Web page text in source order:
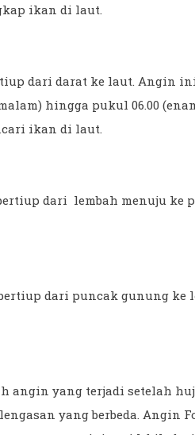
ikan di laut.
dari darat ke laut. Angin
hingga pukul 06.00
ikan di laut.
dari lembah menuju ke
dari puncak gunung ke
angin yang terjadi setelah
yang berbeda. Angin